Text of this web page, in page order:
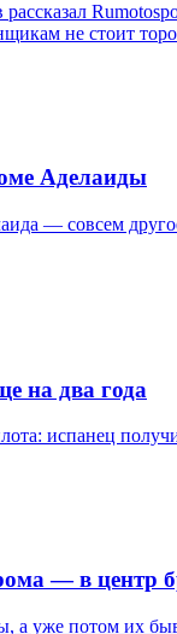
не стоит
Аделаиды
— совсем
на два года
испанец
— в центр
а уже потом